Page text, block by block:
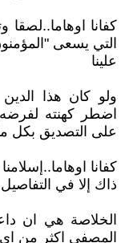
كفانا اوهاما..لصقا
التي يسعى
علينا
ولو كان هذا الدين
اضطر كهنته لفرضه
على التصديق بكل
كفانا
ذاك إلا في
الخلاصة هي ان
المصفى اكثر من